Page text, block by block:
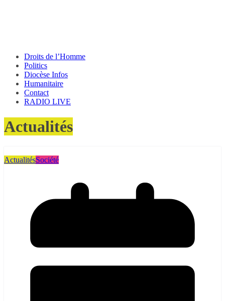
Droits de l’Homme
Politics
Diocèse Infos
Humanitaire
Contact
RADIO LIVE
Actualités
ActualitésSociété